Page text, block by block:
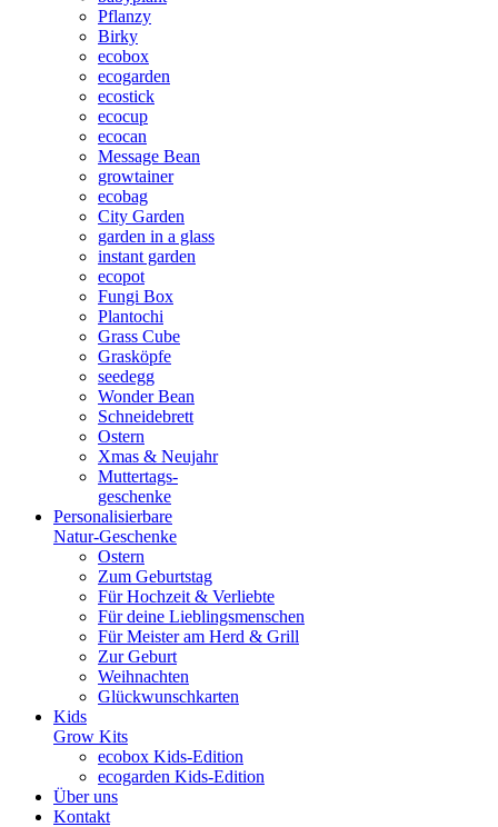
Pflanzy
Birky
ecobox
ecogarden
ecostick
ecocup
ecocan
Message Bean
growtainer
ecobag
City Garden
garden in a glass
instant garden
ecopot
Fungi Box
Plantochi
Grass Cube
Grasköpfe
seedegg
Wonder Bean
Schneidebrett
Ostern
Xmas & Neujahr
Muttertags-
geschenke
Personalisierbare
Natur-Geschenke
Ostern
Zum Geburtstag
Für Hochzeit & Verliebte
Für deine Lieblingsmenschen
Für Meister am Herd & Grill
Zur Geburt
Weihnachten
Glückwunschkarten
Kids
Grow Kits
ecobox Kids-Edition
ecogarden Kids-Edition
Über uns
Kontakt